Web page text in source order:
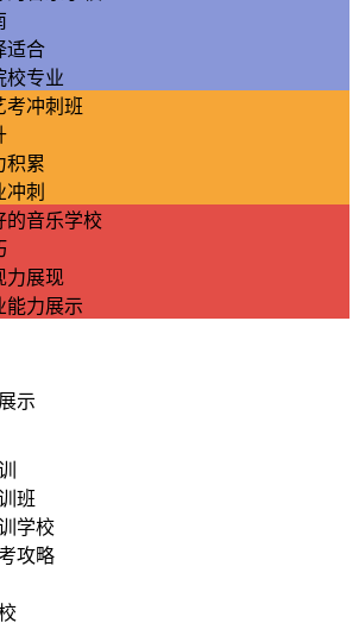
适合
校专业
积累
冲刺
力展现
能力展示
示